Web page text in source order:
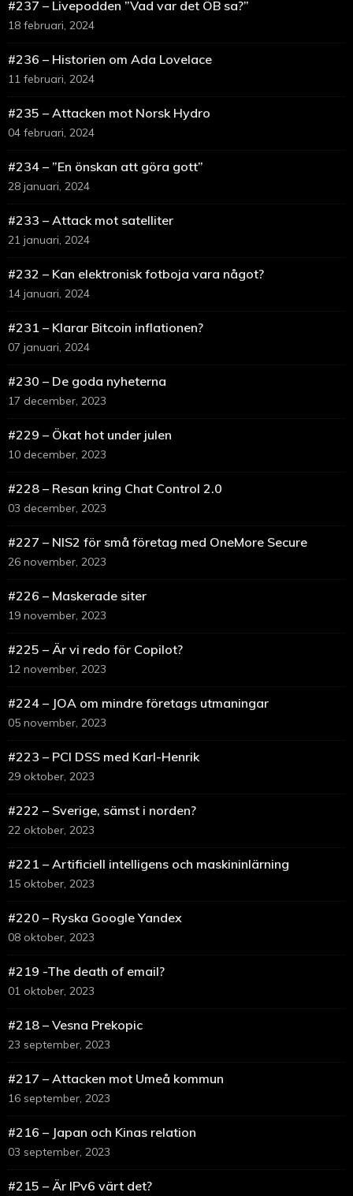
#237 – Livepodden ”Vad var det ÖB sa?”
18 februari, 2024
#236 – Historien om Ada Lovelace
11 februari, 2024
#235 – Attacken mot Norsk Hydro
04 februari, 2024
#234 – ”En önskan att göra gott”
28 januari, 2024
#233 – Attack mot satelliter
21 januari, 2024
#232 – Kan elektronisk fotboja vara något?
14 januari, 2024
#231 – Klarar Bitcoin inflationen?
07 januari, 2024
#230 – De goda nyheterna
17 december, 2023
#229 – Ökat hot under julen
10 december, 2023
#228 – Resan kring Chat Control 2.0
03 december, 2023
#227 – NIS2 för små företag med OneMore Secure
26 november, 2023
#226 – Maskerade siter
19 november, 2023
#225 – Är vi redo för Copilot?
12 november, 2023
#224 – JOA om mindre företags utmaningar
05 november, 2023
#223 – PCI DSS med Karl-Henrik
29 oktober, 2023
#222 – Sverige, sämst i norden?
22 oktober, 2023
#221 – Artificiell intelligens och maskininlärning
15 oktober, 2023
#220 – Ryska Google Yandex
08 oktober, 2023
#219 -The death of email?
01 oktober, 2023
#218 – Vesna Prekopic
23 september, 2023
#217 – Attacken mot Umeå kommun
16 september, 2023
#216 – Japan och Kinas relation
03 september, 2023
#215 – Är IPv6 värt det?